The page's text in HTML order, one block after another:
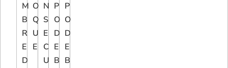
M
B
R
E
D
O
Q
U
E
N
S
E
C
U
P
O
D
E
B
P
O
D
E
B